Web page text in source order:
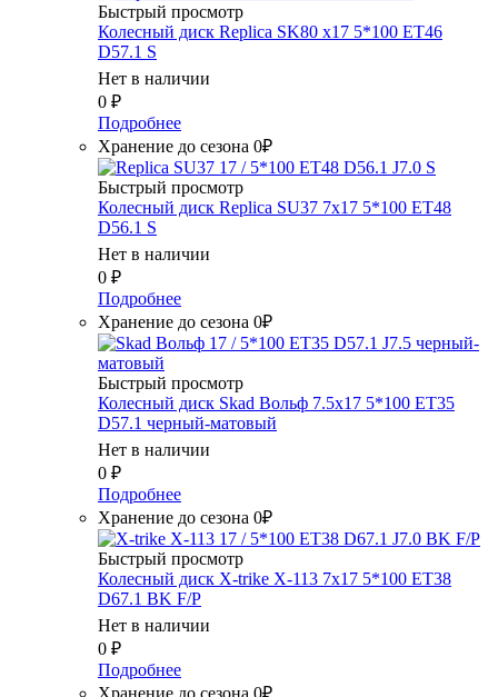
Быстрый просмотр
Колесный диск Replica SK80 x17 5*100 ET46
D57.1 S
Нет в наличии
0 ₽
Подробнее
Хранение до сезона 0₽
Быстрый просмотр
Колесный диск Replica SU37 7x17 5*100 ET48
D56.1 S
Нет в наличии
0 ₽
Подробнее
Хранение до сезона 0₽
Быстрый просмотр
Колесный диск Skad Вольф 7.5x17 5*100 ET35
D57.1 черный-матовый
Нет в наличии
0 ₽
Подробнее
Хранение до сезона 0₽
Быстрый просмотр
Колесный диск X-trike X-113 7x17 5*100 ET38
D67.1 BK F/P
Нет в наличии
0 ₽
Подробнее